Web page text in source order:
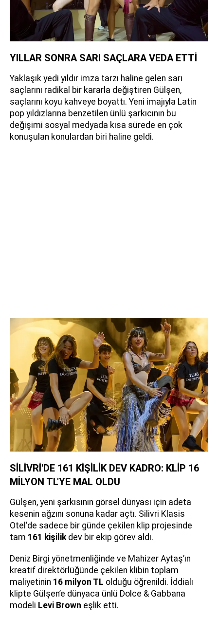
YILLAR SONRA SARI SAÇLARA VEDA ETTİ
Yaklaşık yedi yıldır imza tarzı haline gelen sarı
saçlarını radikal bir kararla değiştiren Gülşen,
saçlarını koyu kahveye boyattı. Yeni imajıyla Latin
pop yıldızlarına benzetilen ünlü şarkıcının bu
değişimi sosyal medyada kısa sürede en çok
konuşulan konulardan biri haline geldi.
SİLİVRİ'DE 161 KİŞİLİK DEV KADRO: KLİP 16
MİLYON TL'YE MAL OLDU
Gülşen, yeni şarkısının görsel dünyası için adeta
kesenin ağzını sonuna kadar açtı. Silivri Klasis
Otel'de sadece bir günde çekilen klip projesinde
tam 161 kişilikdev bir ekip görev aldı.
Deniz Birgi yönetmenliğinde ve Mahizer Aytaş’ın
kreatif direktörlüğünde çekilen klibin toplam
maliyetinin 16 milyon TL olduğu öğrenildi. İddialı
klipte Gülşen’e dünyaca ünlü Dolce & Gabbana
modeli Levi Brown eşlik etti.